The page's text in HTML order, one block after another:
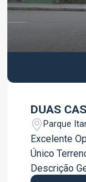
DUAS
Parque
Excelente
Único
Descrição